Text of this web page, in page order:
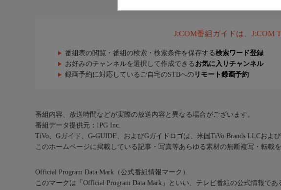
J:COM番組ガイドは、J:COM
番組表の閲覧・番組の検索・検索条件を保存する検索ワード登録
お好みのチャンネルを選択して作成できる お気に入りチャンネル
録画予約に対応しているご自宅のSTBへの リモート録画予約
番組内容、放送時間などが実際の放送内容と異なる場合がございます。
番組データ提供元：IPG Inc.
TiVo、Gガイド、G-GUIDE、およびGガイドロゴは、米国TiVo Brands LLCおよ
このホームページに掲載している記事・写真等あらゆる素材の無断複写・転載を
Official Program Data Mark（公式番組情報マーク）
このマークは「Official Program Data Mark」といい、テレビ番組の公式情報であ